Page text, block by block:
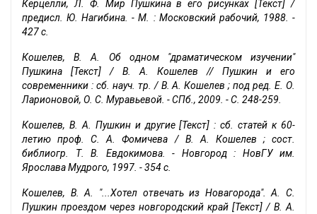
Керцелли, Л. Ф. Мир Пушкина в его рисунках [Текст] /
предисл. Ю. Нагибина. - М. : Московский рабочий, 1988. -
427 с.
Кошелев, В. А. Об одном "драматическом изучении"
Пушкина [Текст] / В. А. Кошелев // Пушкин и его
современники : сб. науч. тр. / В. А. Кошелев ; под ред. Е. О.
Ларионовой, О. С. Муравьевой. - СПб., 2009. - С. 248-259.
Кошелев, В. А. Пушкин и другие [Текст] : сб. статей к 60-
летию проф. С. А. Фомичева / В. А. Кошелев ; сост.
библиогр. Т. В. Евдокимова. - Новгород : НовГУ им.
Ярослава Мудрого, 1997. - 354 с.
Кошелев, В. А. "...Хотел отвечать из Новагорода". А. С.
Пушкин проездом через новгородский край [Текст] / В. А.